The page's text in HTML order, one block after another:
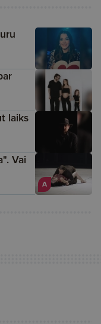
laiks
A
Vai